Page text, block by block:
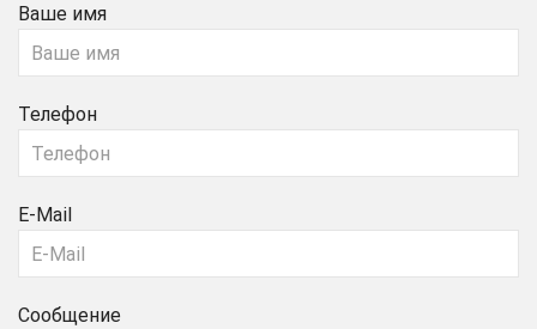
Ваше имя
Телефон
E-Mail
Сообщение